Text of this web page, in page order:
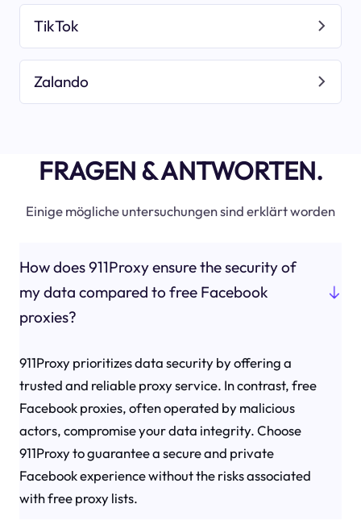
TikTok
Zalando
FRAGEN & ANTWORTEN.
Einige mögliche untersuchungen sind erklärt worden
How does 911Proxy ensure the security of
my data compared to free Facebook
proxies?
911Proxy prioritizes data security by offering a
trusted and reliable proxy service. In contrast, free
Facebook proxies, often operated by malicious
actors, compromise your data integrity. Choose
911Proxy to guarantee a secure and private
Facebook experience without the risks associated
with free proxy lists.